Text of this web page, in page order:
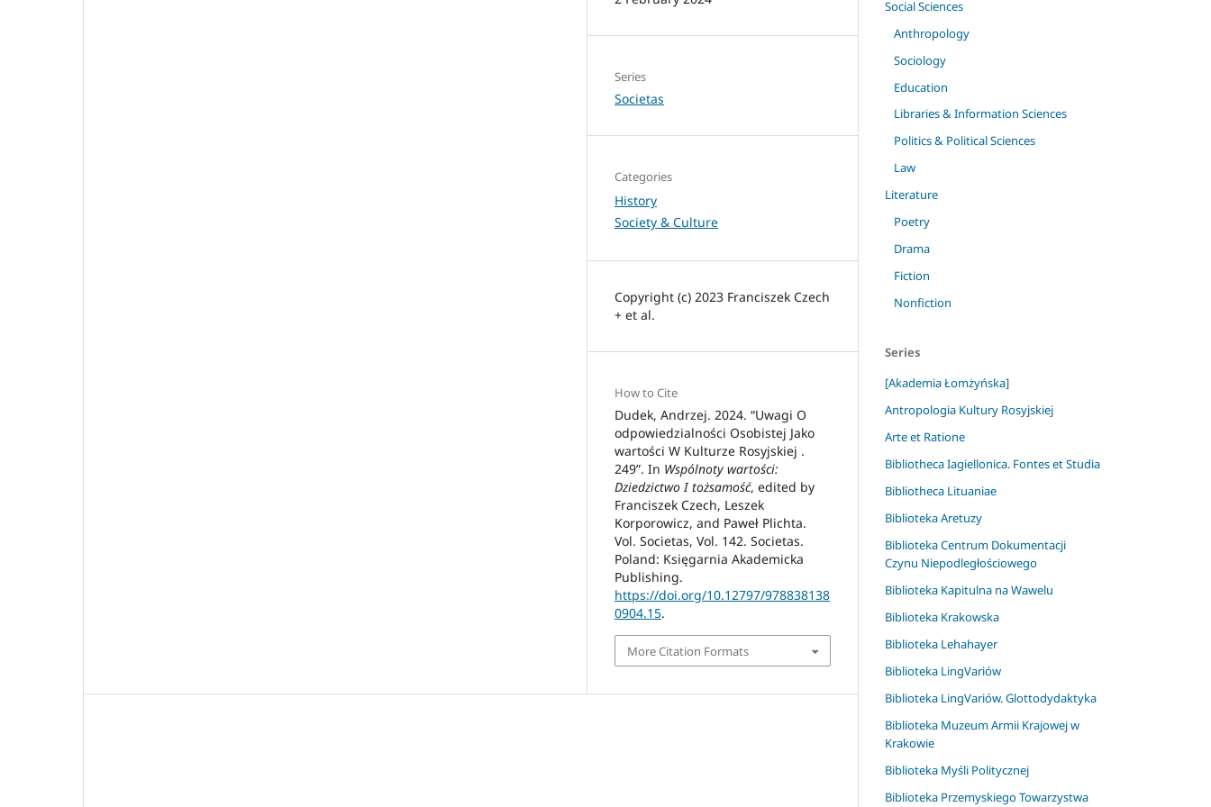
Series
Societas
Categories
History
Society & Culture
Copyright (c) 2023 Franciszek Czech
+ et al.
How to Cite
Dudek, Andrzej. 2024. “Uwagi O
odpowiedzialności Osobistej Jako
wartości W Kulturze Rosyjskiej .
249”. In Wspólnoty wartości:
Dziedzictwo I tożsamość, edited by
Franciszek Czech, Leszek
Korporowicz, and Paweł Plichta.
Vol. Societas, Vol. 142. Societas.
Poland: Księgarnia Akademicka
Publishing.
https://doi.org/10.12797/978838138
0904.15.
More Citation Formats
Social Sciences
Anthropology
Sociology
Education
Libraries & Information Sciences
Politics & Political Sciences
Law
Literature
Poetry
Drama
Fiction
Nonfiction
Series
[Akademia Łomżyńska]
Antropologia Kultury Rosyjskiej
Arte et Ratione
Bibliotheca Iagiellonica. Fontes et Studia
Bibliotheca Lituaniae
Biblioteka Aretuzy
Biblioteka Centrum Dokumentacji
Czynu Niepodległościowego
Biblioteka Kapitulna na Wawelu
Biblioteka Krakowska
Biblioteka Lehahayer
Biblioteka LingVariów
Biblioteka LingVariów. Glottodydaktyka
Biblioteka Muzeum Armii Krajowej w
Krakowie
Biblioteka Myśli Politycznej
Biblioteka Przemyskiego Towarzystwa